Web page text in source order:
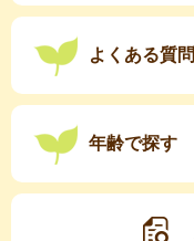
よくある質問
年齢で探す